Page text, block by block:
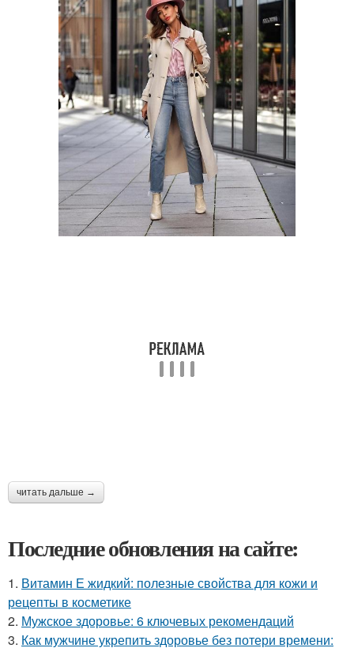
читать дальше →
Последние обновления на сайте:
1. Витамин Е жидкий: полезные свойства для кожи и
рецепты в косметике
2. Мужское здоровье: 6 ключевых рекомендаций
3. Как мужчине укрепить здоровье без потери времени: